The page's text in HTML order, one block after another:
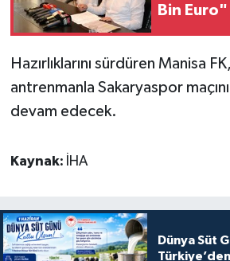
Bin Euro"
Atılıyor"
Hazırlıklarını sürdüren Manisa
antrenmanla Sakaryaspor
devam edecek.
Kaynak: İHA
Dünya Süt